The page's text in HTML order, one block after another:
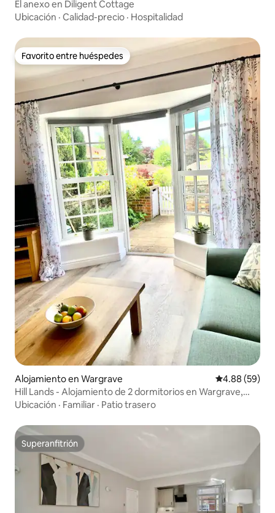
El anexo en Diligent Cottage
Ubicación · Calidad-precio · Hospitalidad
Favorito entre huéspedes
Favorito entre huéspedes
Alojamiento en Wargrave Calificación
4.88 (59)
Hill Lands - Alojamiento de 2 dormitorios en Wargrave,
Berkshire
Ubicación · Familiar · Patio trasero
Superanfitrión
Superanfitrión